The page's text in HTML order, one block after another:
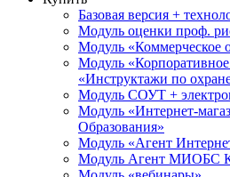
Базовая версия +
Модуль оценки проф.
Модуль «Коммерческое
Модуль
«Инструктажи по
Модуль СОУТ +
Модуль «Интернет-
Образования»
Модуль «Агент
Модуль Агент МИОБС